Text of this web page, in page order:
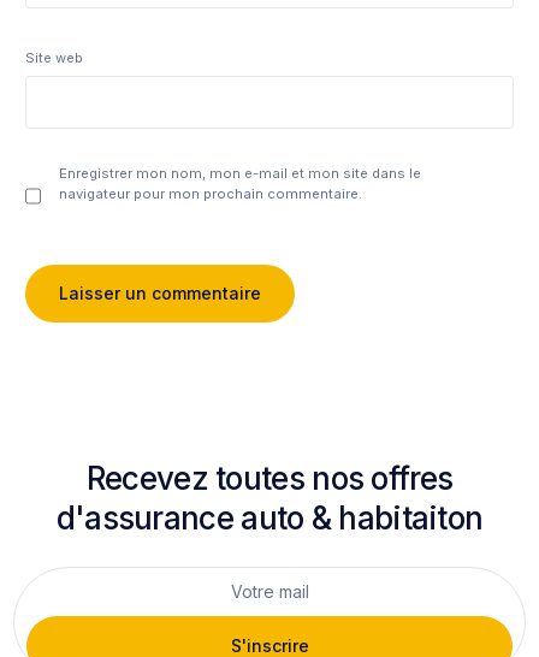
Site web
Enregistrer mon nom, mon e-mail et mon site dans le
navigateur pour mon prochain commentaire.
Recevez toutes nos offres
d'assurance auto & habitaiton
S'inscrire